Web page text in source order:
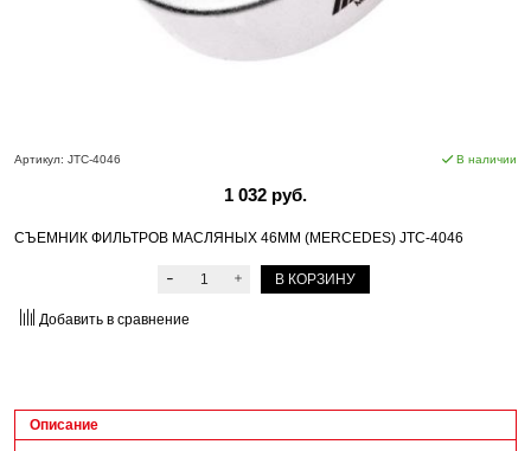
Артикул: JTC-4046 В наличии
1 032 руб.
СЪЕМНИК ФИЛЬТРОВ МАСЛЯНЫХ 46ММ (MERCEDES) JTC-4046
В КОРЗИНУ
Добавить в сравнение
Описание